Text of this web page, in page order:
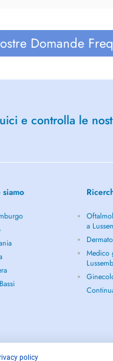
Domande
e controlla le
siamo
a
Medico
policy